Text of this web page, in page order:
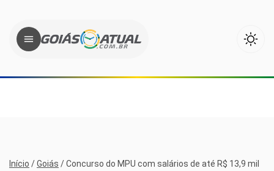
Início /Goiás /Concurso do MPU com salários de até R$ 13,9 mil